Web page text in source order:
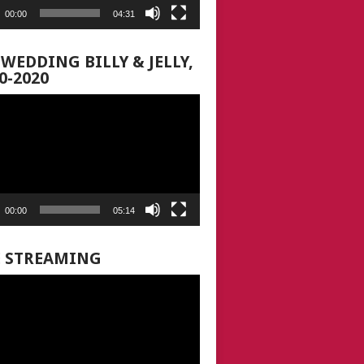
00:00 04:31
BILLY & JELLY,
2020
00:00 05:14
STREAMING